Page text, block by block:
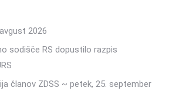
2026
sodišče RS dopustilo razpis
članov ZDSS ~ petek, 25. september